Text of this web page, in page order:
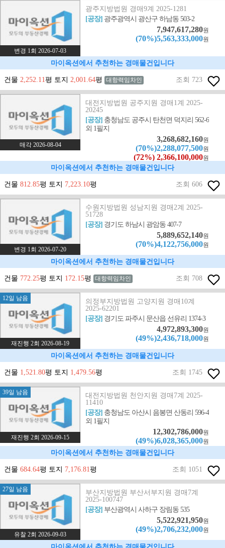
변경 1회 2026-07-03
광주지방법원 경매9계 2025-1281
[공장] 광주광역시 광산구 하남동 503-2
7,947,617,280원
(70%)5,563,333,000원
마이옥션에서 추천하는 경매물건입니다
건물 2,252.11평 토지 2,001.64평 대항력임차인 조회 723
매각 2026-08-04
대전지방법원 공주지원 경매1계 2025-
20245
[공장] 충청남도 공주시 탄천면 덕지리 562-6
외 1필지
3,268,682,160원
(70%)2,288,077,500원
(72%) 2,366,100,000원
마이옥션에서 추천하는 경매물건입니다
건물 812.85평 토지 7,223.10평 조회 606
변경 1회 2026-07-20
수원지방법원 성남지원 경매2계 2025-
51728
[공장] 경기도 하남시 광암동 407-7
5,889,652,140원
(70%)4,122,756,000원
마이옥션에서 추천하는 경매물건입니다
건물 772.25평 토지 172.15평 대항력임차인 조회 708
12일 남음
재진행 2회 2026-08-19
의정부지방법원 고양지원 경매10계
2025-62201
[공장] 경기도 파주시 문산읍 선유리 1374-3
4,972,893,300원
(49%)2,436,718,000원
마이옥션에서 추천하는 경매물건입니다
건물 1,521.80평 토지 1,479.56평 조회 1745
39일 남음
재진행 2회 2026-09-15
대전지방법원 천안지원 경매7계 2025-
11410
[공장] 충청남도 아산시 음봉면 산동리 596-4
외 1필지
12,302,786,000원
(49%)6,028,365,000원
마이옥션에서 추천하는 경매물건입니다
건물 684.64평 토지 7,176.81평 조회 1051
27일 남음
유찰 2회 2026-09-03
부산지방법원 부산서부지원 경매7계
2025-100747
[공장] 부산광역시 사하구 장림동 535
5,522,921,950원
(49%)2,706,232,000원